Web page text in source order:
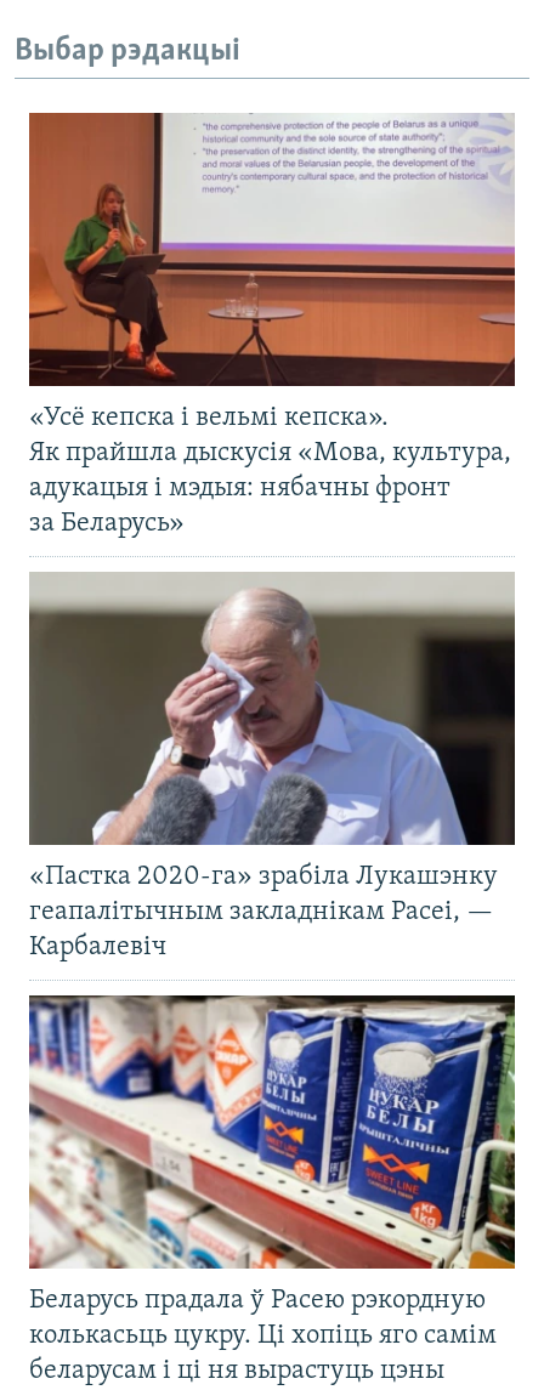
Выбар рэдакцыі
«Усё кепска і вельмі кепска».
Як прайшла дыскусія «Мова, культура,
адукацыя і мэдыя: нябачны фронт
за Беларусь»
«Пастка 2020-га» зрабіла Лукашэнку
геапалітычным закладнікам Расеі, —
Карбалевіч
Беларусь прадала ў Расею рэкордную
колькасьць цукру. Ці хопіць яго самім
беларусам і ці ня вырастуць цэны